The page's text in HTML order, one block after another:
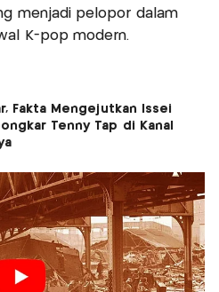
menjadi pelopor dalam
K-pop modern.
Fakta Mengejutkan Issei
Tenny Tap di Kanal